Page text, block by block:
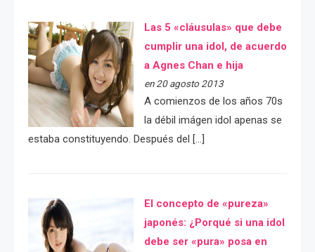
Las 5 «cláusulas» que debe
cumplir una idol, de acuerdo
a Agnes Chan e hija
en 20 agosto 2013
A comienzos de los años 70s
la débil imágen idol apenas se
estaba constituyendo. Después del […]
El concepto de «pureza»
japonés: ¿Porqué si una idol
debe ser «pura» posa en